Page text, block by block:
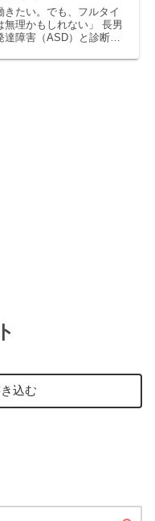
きたい。でも、フルタイ
無理かもしれない」 長男
達障害（ASD）と診断さ
んな不安を抱えるように
込む